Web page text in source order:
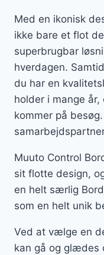
Med en ikonisk
ikke bare et flot
superbrugbar
hverdagen.
du har en
holder i mange
kommer på
Muuto Control
sit flotte design,
en helt særlig
som en helt unik
Ved at vælge en
kan gå og glædes